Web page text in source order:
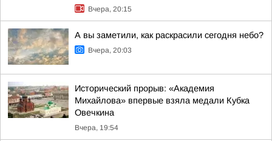
Вчера, 20:15
А вы заметили, как раскрасили сегодня небо?
Вчера, 20:03
Исторический прорыв: «Академия
Михайлова» впервые взяла медали Кубка
Овечкина
Вчера, 19:54